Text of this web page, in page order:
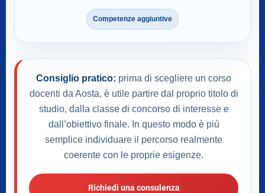
Competenze aggiuntive
Consiglio pratico: prima di scegliere un corso
docenti da Aosta, è utile partire dal proprio titolo di
studio, dalla classe di concorso di interesse e
dall’obiettivo finale. In questo modo è più
semplice individuare il percorso realmente
coerente con le proprie esigenze.
Richiedi una consulenza